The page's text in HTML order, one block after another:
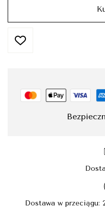
Dostawa w przeciągu: